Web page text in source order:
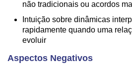
não tradicionais ou acordos
Intuição sobre dinâmicas
rapidamente quando uma
evoluir
Aspectos Negativos